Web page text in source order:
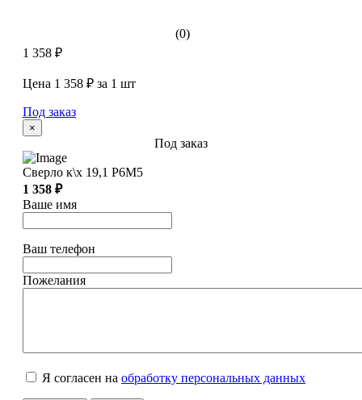
(0)
1 358 ₽
Цена 1 358 ₽ за 1 шт
Под заказ
×
Под заказ
Сверло к\х 19,1 Р6М5
1 358 ₽
Ваше имя
Ваш телефон
Пожелания
Я согласен на обработку персональных данных